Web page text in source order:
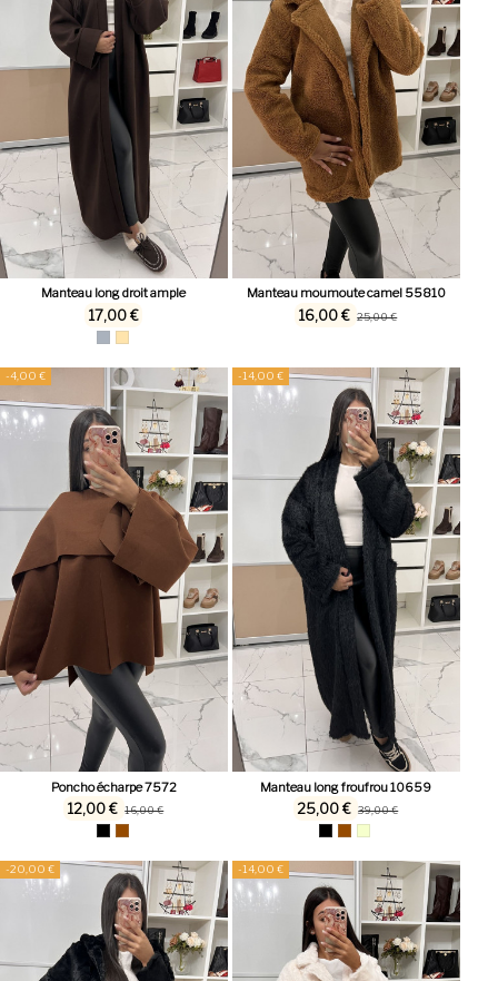
Manteau long droit ample
17,00 €
Manteau moumoute camel 55810
16,00 € 25,00 €
-4,00 €
Poncho écharpe 7572
12,00 € 16,00 €
-14,00 €
Manteau long froufrou 10659
25,00 € 39,00 €
-20,00 € -14,00 €